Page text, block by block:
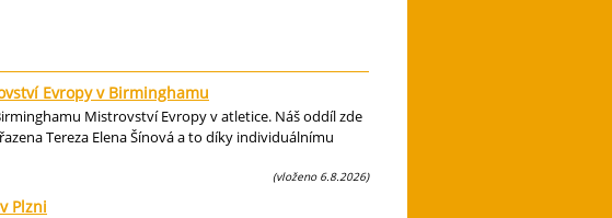
Evropy v Birminghamu
Mistrovství Evropy v atletice. Náš oddíl zde
Tereza Elena Šínová a to díky individuálnímu
(vloženo 6.8.2026)
Plzni